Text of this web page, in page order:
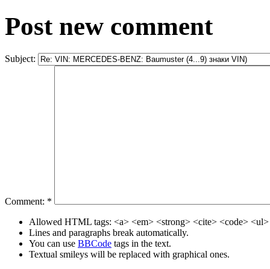
Post new comment
Subject:
Comment: *
Allowed HTML tags: <a> <em> <strong> <cite> <code>
Lines and paragraphs break automatically.
You can use BBCode tags in the text.
Textual smileys will be replaced with graphical ones.